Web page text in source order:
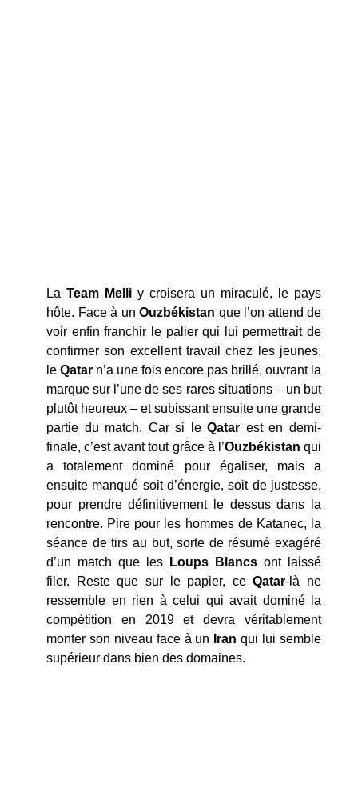
La Team Melli y croisera un miraculé, le pays
hôte. Face à un Ouzbékistan que l’on attend de
voir enfin franchir le palier qui lui permettrait de
confirmer son excellent travail chez les jeunes,
le Qatar n’a une fois encore pas brillé, ouvrant la
marque sur l’une de ses rares situations – un but
plutôt heureux – et subissant ensuite une grande
partie du match. Car si leQatar est en demi-
finale, c’est avant tout grâce à l’Ouzbékistan qui
a totalement dominé pour égaliser, mais a
ensuite manqué soit d’énergie, soit de justesse,
pour prendre définitivement le dessus dans la
rencontre. Pire pour les hommes de Katanec, la
séance de tirs au but, sorte de résumé exagéré
d’un match que les
Loups Blancs ont laissé
filer. Reste que sur le papier, ceQatar-là ne
ressemble en rien à celui qui avait dominé la
compétition en 2019 et devra véritablement
monter son niveau face à un
Iran qui lui semble
supérieur dans bien des domaines.